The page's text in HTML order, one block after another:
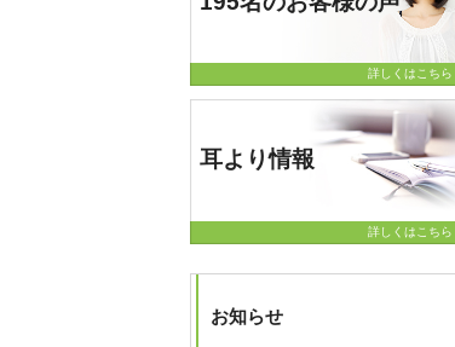
詳しくはこちら
耳より情報
詳しくはこちら
お知らせ